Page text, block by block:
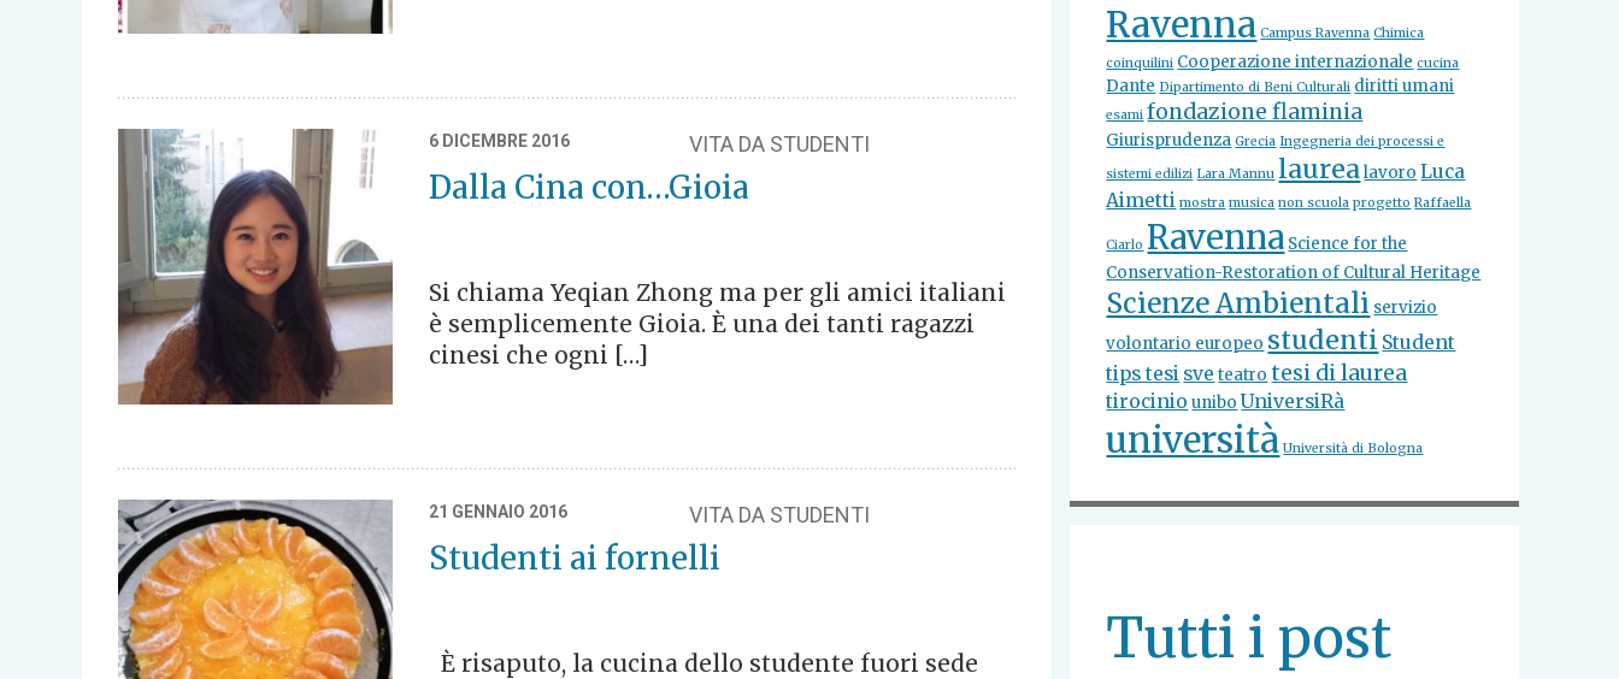
6 DICEMBRE 2016 VITA DA STUDENTI
Dalla Cina con…Gioia
Si chiama Yeqian Zhong ma per gli amici italiani
è semplicemente Gioia. È una dei tanti ragazzi
cinesi che ogni […]
21 GENNAIO 2016 VITA DA STUDENTI
Studenti ai fornelli
È risaputo, la cucina dello studente fuori sede
Ravenna Campus Ravenna Chimica
coinquilini Cooperazione internazionale cucina
Dante Dipartimento di Beni Culturali diritti umani
esami fondazione flaminia
Giurisprudenza Grecia Ingegneria dei processi e
sistemi edilizi Lara Mannu laurea lavoro Luca
Aimetti mostra musica non scuola progetto Raffaella
Ciarlo Ravenna Science for the
Conservation-Restoration of Cultural Heritage
Scienze Ambientali servizio
volontario europeo studenti Student
tips tesi sve teatro tesi di laurea
tirocinio unibo UniversiRà
università Università di Bologna
Tutti i post